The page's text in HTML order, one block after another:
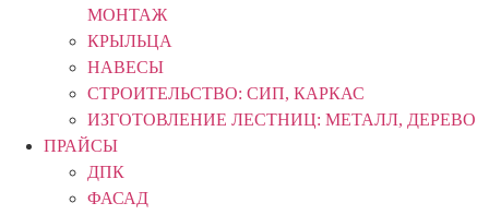
МОНТАЖ
КРЫЛЬЦА
НАВЕСЫ
СТРОИТЕЛЬСТВО: СИП, КАРКАС
ИЗГОТОВЛЕНИЕ ЛЕСТНИЦ: МЕТАЛЛ, ДЕРЕВО
ПРАЙСЫ
ДПК
ФАСАД